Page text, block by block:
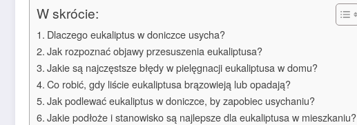
W skrócie:
Dlaczego eukaliptus w doniczce usycha?
Jak rozpoznać objawy przesuszenia eukaliptusa?
Jakie są najczęstsze błędy w pielęgnacji eukaliptusa w domu?
Co robić, gdy liście eukaliptusa brązowieją lub opadają?
Jak podlewać eukaliptus w doniczce, by zapobiec usychaniu?
Jakie podłoże i stanowisko są najlepsze dla eukaliptusa w mieszkaniu?